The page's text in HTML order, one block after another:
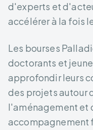
d'experts et
accélérer à la fois
Les bourses
doctorants et
approfondir leurs
des projets autour
l'aménagement et
accompagnement